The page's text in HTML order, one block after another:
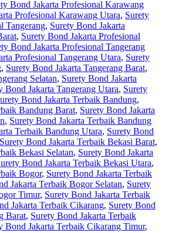
Bond Jakarta Profesional Karawang
Profesional Karawang Utara, Surety
Tangerang, Surety Bond Jakarta
, Surety Bond Jakarta Profesional
Bond Jakarta Profesional Tangerang
Profesional Tangerang Utara, Surety
, Surety Bond Jakarta Tangerang Barat,
Selatan, Surety Bond Jakarta
Bond Jakarta Tangerang Utara, Surety
Bond Jakarta Terbaik Bandung,
Bandung Barat, Surety Bond Jakarta
, Surety Bond Jakarta Terbaik Bandung
Terbaik Bandung Utara, Surety Bond
Surety Bond Jakarta Terbaik Bekasi Barat,
Bekasi Selatan, Surety Bond Jakarta
Bond Jakarta Terbaik Bekasi Utara,
Bogor, Surety Bond Jakarta Terbaik
Jakarta Terbaik Bogor Selatan, Surety
Timur, Surety Bond Jakarta Terbaik
Jakarta Terbaik Cikarang, Surety Bond
Barat, Surety Bond Jakarta Terbaik
Bond Jakarta Terbaik Cikarang Timur,